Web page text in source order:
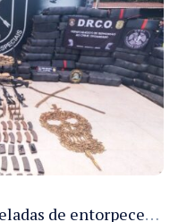
PMAM apreende 16,6 toneladas de entorpecentes e registra aumento nas prisões em flagrante e nas capturas de foragidos no primeiro semestre de 2026